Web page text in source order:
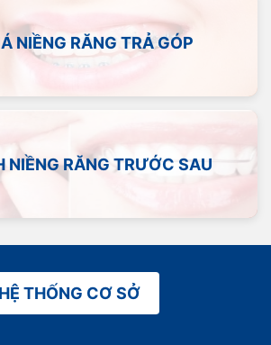
NIỀNG RĂNG TRẢ GÓP
NIỀNG RĂNG TRƯỚC SAU
HỆ THỐNG CƠ SỞ